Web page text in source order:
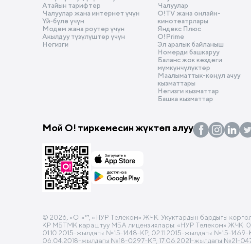
Атайын тарифтер
Чалуулар жана интернет үчүн
Үй-бүлө үчүн
Модем жана роутер үчүн
Акылдуу түзүлүштөр үчүн
Негизги
Чалуулар
О!TV жана онлайн-
кинотеатрлары
Яндекс Плюс
O!Prime
Эл аралык байланыш
Номерди башкаруу
Баланс жок кездеги
мүмкүнчүлүктөр
Маалыматтык-көңүл ачуу
кызматтары
Негизги кызматтар
Башка кызматтар
Мой О! тиркемесин жүктөп алуу
© 2026, «O!»™, «НУР Телеком» ЖЧК. Укуктардын бардыгы
КР МБТМК караштуу МБА лицензиялары: «НУР Телеком» ЖЧК:
01.10.2015-жылдагы №15-1448-КР, 02.11.2015-жылдагы №15-
06.04.2018-жылдагы №18-0297-КР, 17.06.2021-жылдагы №21-